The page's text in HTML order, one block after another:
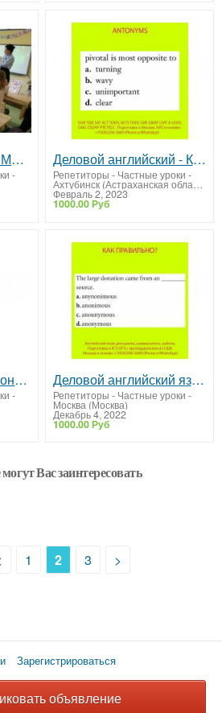
Частная школа ЗАО Москвы "Образование Плюс I"
-
Деловой английский - Курсы, преподаватель, репетитор из США
Репетиторы - Частные уроки -
Ахтубинск (Астраханская область)
Февраль 2, 2023
1000.00 Руб
Репетитор по химии онлайн
-
Деловой английский язык, ОГЭ ЕГЭ по английскому, курсы подготовки с репетитором из США
Репетиторы - Частные уроки -
Москва (Москва)
Декабрь 4, 2022
1000.00 Руб
Вас заинтересовать
1 2 3 >
Зарегистрироваться
объявление